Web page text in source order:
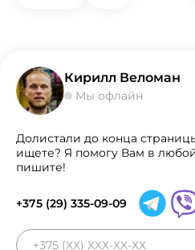
Кирилл Веломан
Мы офлайн
Долистали до конца
ищете? Я помогу Вам в
пишите!
+375 (29) 335-09-09